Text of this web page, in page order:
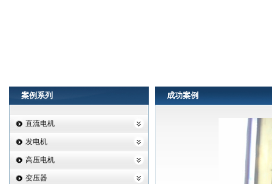
案例系列
直流电机
发电机
高压电机
变压器
成功案例